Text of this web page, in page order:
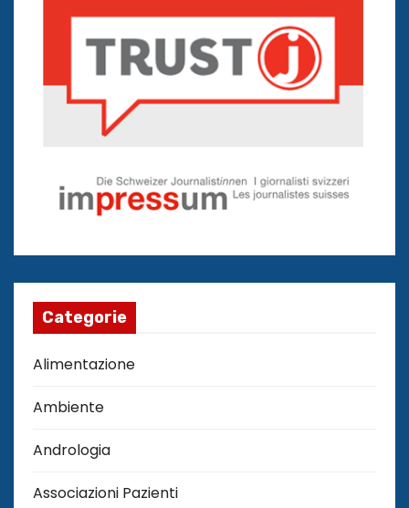
Categorie
Alimentazione
Ambiente
Andrologia
Associazioni Pazienti